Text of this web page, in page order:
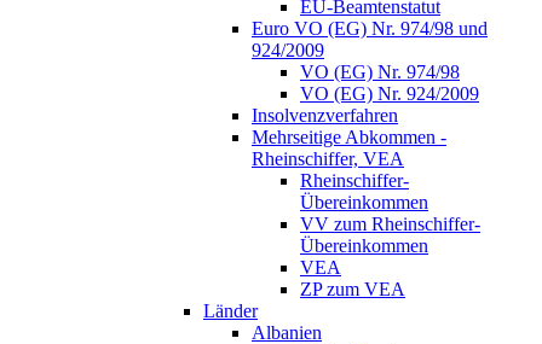
EU-Beamtenstatut
Euro VO (EG) Nr. 974/98 und
924/2009
VO (EG) Nr. 974/98
VO (EG) Nr. 924/2009
Insolvenzverfahren
Mehrseitige Abkommen -
Rheinschiffer, VEA
Rheinschiffer-
Übereinkommen
VV zum Rheinschiffer-
Übereinkommen
VEA
ZP zum VEA
Länder
Albanien